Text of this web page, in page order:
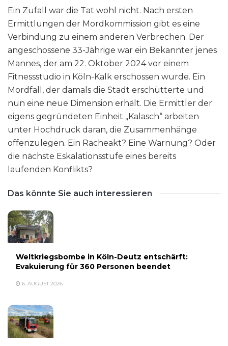
Ein Zufall war die Tat wohl nicht. Nach ersten
Ermittlungen der Mordkommission gibt es eine
Verbindung zu einem anderen Verbrechen. Der
angeschossene 33-Jährige war ein Bekannter jenes
Mannes, der am 22. Oktober 2024 vor einem
Fitnessstudio in Köln-Kalk erschossen wurde. Ein
Mordfall, der damals die Stadt erschütterte und
nun eine neue Dimension erhält. Die Ermittler der
eigens gegründeten Einheit „Kalasch“ arbeiten
unter Hochdruck daran, die Zusammenhänge
offenzulegen. Ein Racheakt? Eine Warnung? Oder
die nächste Eskalationsstufe eines bereits
laufenden Konflikts?
Das könnte Sie auch interessieren
Weltkriegsbombe in Köln-Deutz entschärft:
Evakuierung für 360 Personen beendet
6. AUGUST 2026